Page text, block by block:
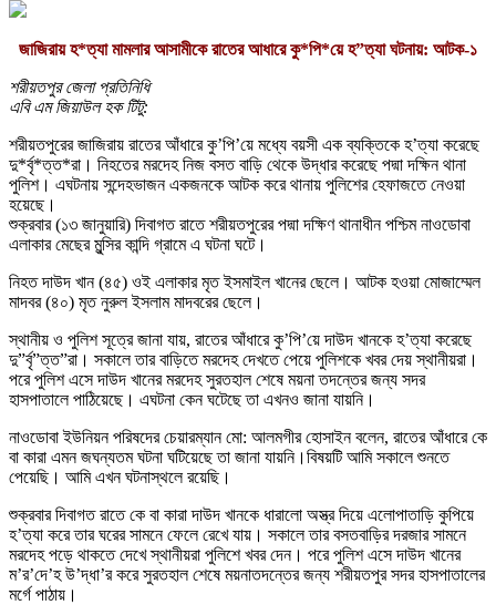
জাজিরায় হ*ত্যা মামলার আসামীকে রাতের আধারে কু*পি*য়ে হ”ত্যা ঘটনায়: আটক-১
শরীয়তপুর জেলা প্রতিনিধি
এবি এম জিয়াউল হক টিটু:
শরীয়তপুরের জাজিরায় রাতের আঁধারে কু’পি’য়ে মধ্যে বয়সী এক ব্যক্তিকে হ’ত্যা করেছে
দু*র্বৃ*ত্ত*রা। নিহতের মরদেহ নিজ বসত বাড়ি থেকে উদ্ধার করেছে পদ্মা দক্ষিন থানা
পুলিশ। এঘটনায় সন্দেহভাজন একজনকে আটক করে থানায় পুলিশের হেফাজতে নেওয়া
হয়েছে।
শুক্রবার (১৩ জানুয়ারি) দিবাগত রাতে শরীয়তপুরের পদ্মা দক্ষিণ থানাধীন পশ্চিম নাওডোবা
এলাকার মেছের মুন্সির কান্দি গ্রামে এ ঘটনা ঘটে।
নিহত দাউদ খান (৪৫) ওই এলাকার মৃত ইসমাইল খানের ছেলে। আটক হওয়া মোজাম্মেল
মাদবর (৪০) মৃত নুরুল ইসলাম মাদবরের ছেলে।
স্থানীয় ও পুলিশ সূত্রে জানা যায়, রাতের আঁধারে কু’পি’য়ে দাউদ খানকে হ’ত্যা করেছে
দু”র্বৃ”ত্ত”রা। সকালে তার বাড়িতে মরদেহ দেখতে পেয়ে পুলিশকে খবর দেয় স্থানীয়রা।
পরে পুলিশ এসে দাউদ খানের মরদেহ সুরতহাল শেষে ময়না তদন্তের জন্য সদর
হাসপাতালে পাঠিয়েছে। এঘটনা কেন ঘটেছে তা এখনও জানা যায়নি।
নাওডোবা ইউনিয়ন পরিষদের চেয়ারম্যান মো: আলমগীর হোসাইন বলেন, রাতের আঁধারে কে
বা কারা এমন জঘন্যতম ঘটনা ঘটিয়েছে তা জানা যায়নি।বিষয়টি আমি সকালে শুনতে
পেয়েছি। আমি এখন ঘটনাস্থলে রয়েছি।
শুক্রবার দিবাগত রাতে কে বা কারা দাউদ খানকে ধারালো অস্ত্র দিয়ে এলোপাতাড়ি কুপিয়ে
হ’ত্যা করে তার ঘরের সামনে ফেলে রেখে যায়। সকালে তার বসতবাড়ির দরজার সামনে
মরদেহ পড়ে থাকতে দেখে স্থানীয়রা পুলিশে খবর দেন। পরে পুলিশ এসে দাউদ খানের
ম’র’দে’হ উ’দ্ধা’র করে সুরতহাল শেষে ময়নাতদন্তের জন্য শরীয়তপুর সদর হাসপাতালের
মর্গে পাঠায়।